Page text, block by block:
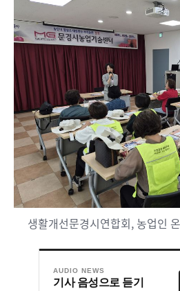
생활개선문경시연합회, 농업인
AUDIO NEWS
기사 음성으로 듣기